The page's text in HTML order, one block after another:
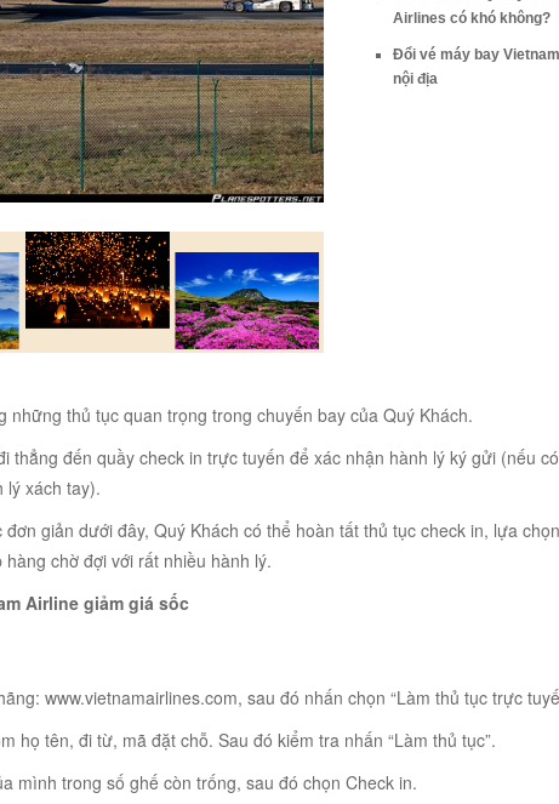
Airlines có khó không?
Đổi vé máy bay
nội địa
những thủ tục quan trọng trong chuyến bay của Quý Khách.
thẳng đến quầy check in trực tuyến để xác nhận hành lý ký gửi (nếu
lý xách tay).
giản dưới đây, Quý Khách có thể hoàn tất thủ tục check in, lựa
chờ đợi với rất nhiều hành lý.
Airline giảm giá sốc
www.vietnamairlines.com, sau đó nhấn chọn “Làm thủ tục trực
họ tên, đi từ, mã đặt chỗ. Sau đó kiểm tra nhấn “Làm thủ tục”.
mình trong số ghế còn trống, sau đó chọn Check in.